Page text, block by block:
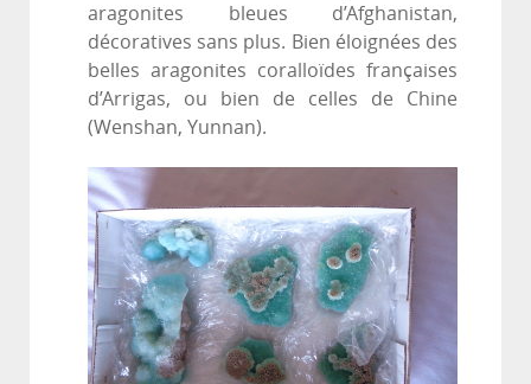
aragonites bleues d’Afghanistan,
décoratives sans plus. Bien éloignées des
belles aragonites coralloïdes françaises
d’Arrigas, ou bien de celles de Chine
(Wenshan, Yunnan).